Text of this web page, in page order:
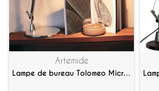
Artemide
Lampe de bureau Tolomeo Micro Aluminium